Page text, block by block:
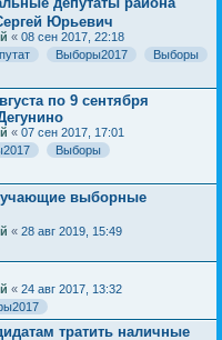
Юрьевич
« 08 сен 2017, 22:18
Выборы2017
Выборы
по 9 сентября
« 07 сен 2017, 17:01
Выборы
выборные
« 28 авг 2019, 15:49
« 24 авг 2017, 13:32
тратить наличные